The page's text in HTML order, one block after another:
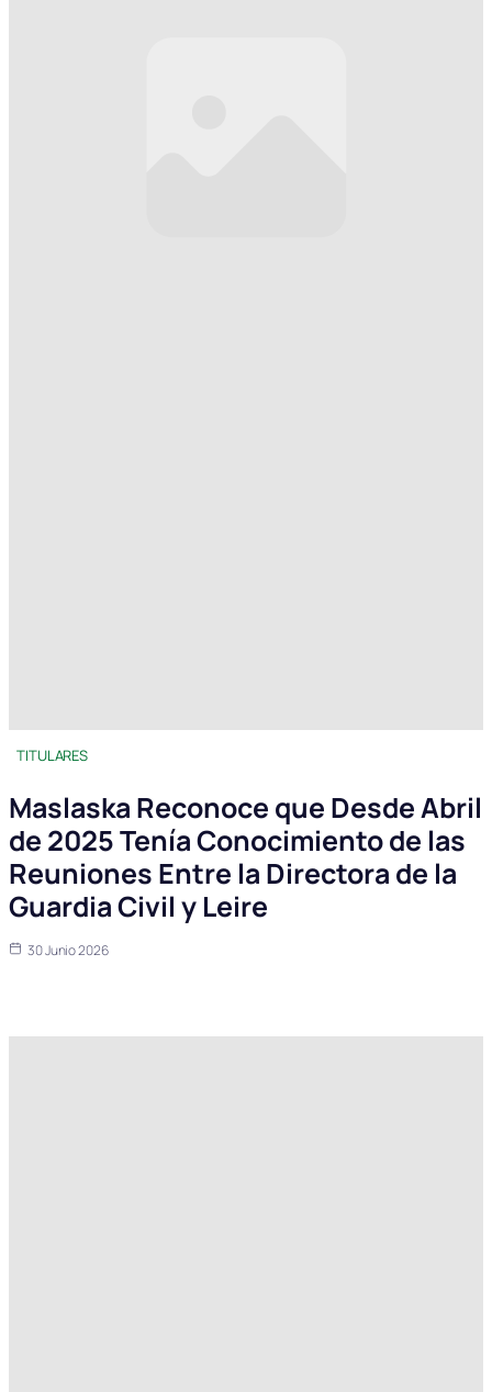
TITULARES
Maslaska Reconoce que Desde Abril
de 2025 Tenía Conocimiento de las
Reuniones Entre la Directora de la
Guardia Civil y Leire
30 Junio 2026